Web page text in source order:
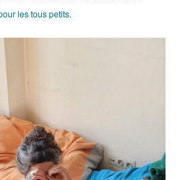
les tous petits.